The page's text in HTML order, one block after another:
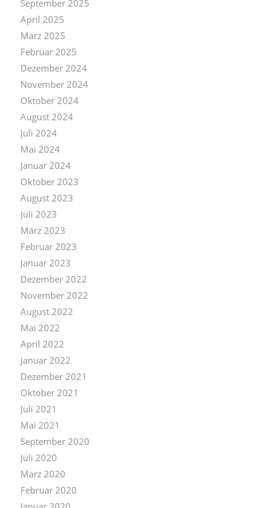
September 2025
April 2025
März 2025
Februar 2025
Dezember 2024
November 2024
Oktober 2024
August 2024
Juli 2024
Mai 2024
Januar 2024
Oktober 2023
August 2023
Juli 2023
März 2023
Februar 2023
Januar 2023
Dezember 2022
November 2022
August 2022
Mai 2022
April 2022
Januar 2022
Dezember 2021
Oktober 2021
Juli 2021
Mai 2021
September 2020
Juli 2020
März 2020
Februar 2020